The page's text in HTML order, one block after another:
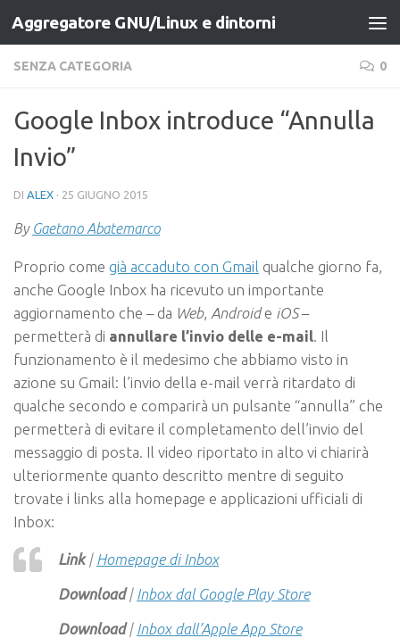
Salta al contenuto
Aggregatore GNU/Linux e dintorni
SENZA CATEGORIA 0
Google Inbox introduce “Annulla
Invio”
DI ALEX · 25 GIUGNO 2015
By Gaetano Abatemarco
Proprio come già accaduto con Gmail qualche giorno fa,
anche Google Inbox ha ricevuto un importante
aggiornamento che – da Web, Androide iOS–
permetterà di annullare l’invio delle e-mail . Il
funzionamento è il medesimo che abbiamo visto in
azione su Gmail: l’invio della e-mail verrà ritardato di
qualche secondo e comparirà un pulsante “annulla” che
permetterà di evitare il completamento dell’invio del
messaggio di posta. Il video riportato in alto vi chiarirà
ulteriormente quanto descritto mentre di seguito
trovate i links alla homepage e applicazioni ufficiali di
Inbox:
Link| Homepage di Inbox
Download| Inbox dal Google Play Store
Download| Inbox dall’Apple App Store